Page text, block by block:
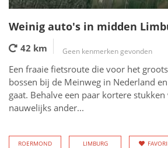
Weinig auto's in midden
42 km Geen kenmerken gevonden
Een fraaie fietsroute die voor het
bossen bij de Meinweg in Nederland
gaat. Behalve een paar kortere
nauwelijks ander...
ROERMOND LIMBURG